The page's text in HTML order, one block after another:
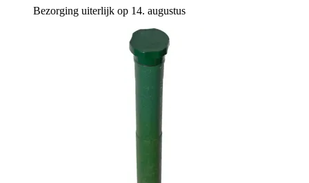
Bezorging uiterlijk op 14. augustus